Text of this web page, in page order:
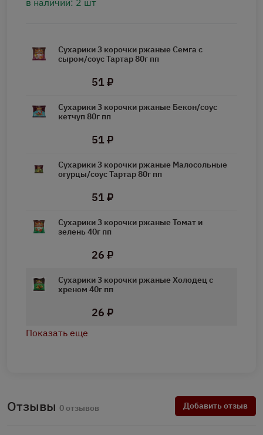
в наличии: 2 шт
Сухарики 3 корочки ржаные Семга с
сыром/соус Тартар 80г пп
51 ₽
Сухарики 3 корочки ржаные Бекон/соус
кетчуп 80г пп
51 ₽
Сухарики 3 корочки ржаные Малосольные
огурцы/соус Тартар 80г пп
51 ₽
Сухарики 3 корочки ржаные Томат и
зелень 40г пп
26 ₽
Сухарики 3 корочки ржаные Холодец с
хреном 40г пп
26 ₽
Показать еще
Отзывы 0 отзывов Добавить отзыв